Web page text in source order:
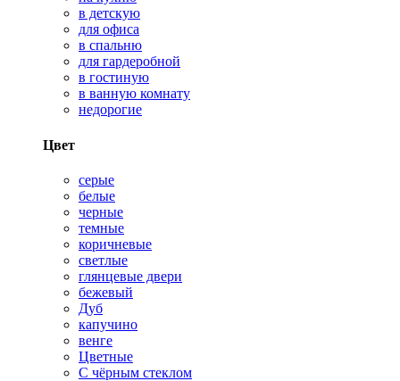
в детскую
для офиса
в спальню
для гардеробной
в гостиную
в ванную комнату
недорогие
Цвет
серые
белые
черные
темные
коричневые
светлые
глянцевые двери
бежевый
Дуб
капучино
венге
Цветные
С чёрным стеклом